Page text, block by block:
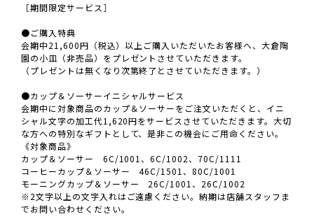
［期間限定サービス］
●ご購入特典
会期中21,600円（税込）以上ご購入いただいたお客様へ、大倉陶
園の小皿（非売品）をプレゼントさせていただきます。
（プレゼントは無くなり次第終了とさせていただきます。）
●カップ＆ソーサーイニシャルサービス
会期中に対象商品のカップ＆ソーサーをご注文いただくと、イニ
シャル文字の加工代1,620円をサービスさせていただきます。大切
な方への特別なギフトとして、是非この機会にご用命ください。
《対象商品》
カップ＆ソーサー 6C/1001、6C/1002、70C/1111
コーヒーカップ＆ソーサー 46C/1501、80C/1001
モーニングカップ＆ソーサー 26C/1001、26C/1002
※2文字以上の文字入れはご遠慮ください。納期は店舗スタッフま
でお問い合わせください。